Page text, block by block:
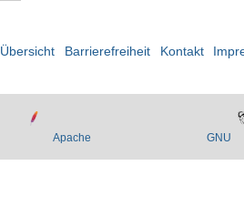
Übersicht Barrierefreiheit Kontakt
Apache GNU